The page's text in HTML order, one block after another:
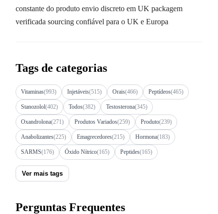
constante do produto envio discreto em UK packagem
verificada sourcing confiável para o UK e Europa
Tags de categorias
Vitaminas(993) Injetáveis(515) Orais(466) Peptídeos(465)
Stanozolol(402) Todos(382) Testosterona(345)
Oxandrolona(271) Produtos Variados(259) Produto(239)
Anabolizantes(225) Emagrecedores(215) Hormona(183)
SARMS(176) Óxido Nítrico(165) Peptides(165)
Ver mais tags
Perguntas Frequentes